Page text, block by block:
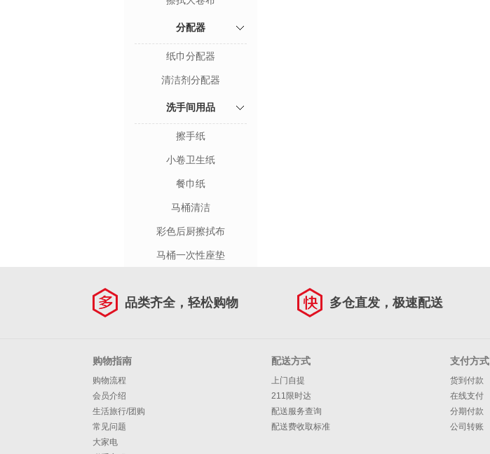
分配器
纸巾分配器
清洁剂分配器
洗手间用品
擦手纸
小卷卫生纸
餐巾纸
马桶清洁
彩色后厨擦拭布
马桶一次性座垫
品类齐全，轻松购物 多仓直发，极速配送
购物指南
购物流程
会员介绍
生活旅行/团购
常见问题
大家电
配送方式
上门自提
211限时达
配送服务查询
配送费收取标准
支付方式
货到付款
在线支付
分期付款
公司转账